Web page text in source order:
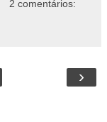
2 comentários:
›